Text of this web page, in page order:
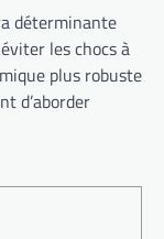
déterminante
les chocs à
plus robuste
d’aborder